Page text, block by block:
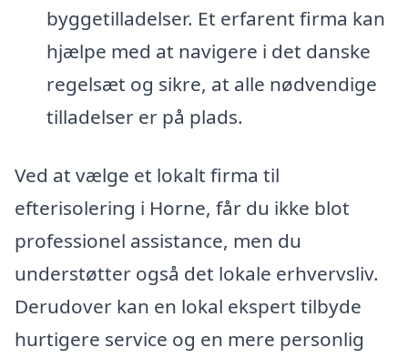
byggetilladelser. Et erfarent firma kan
hjælpe med at navigere i det danske
regelsæt og sikre, at alle nødvendige
tilladelser er på plads.
Ved at vælge et lokalt firma til
efterisolering i Horne, får du ikke blot
professionel assistance, men du
understøtter også det lokale erhvervsliv.
Derudover kan en lokal ekspert tilbyde
hurtigere service og en mere personlig